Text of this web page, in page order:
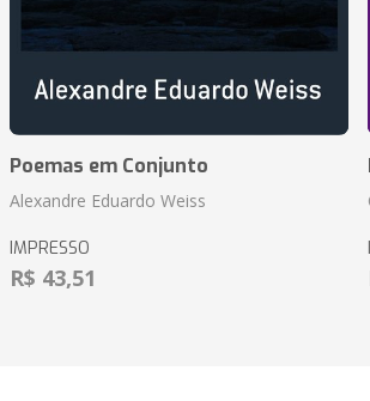
Poemas em Conjunto
Alexandre Eduardo Weiss
IMPRESSO
R$ 43,51